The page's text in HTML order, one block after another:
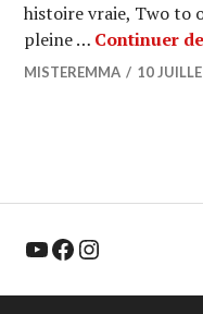
histoire vraie, Two to
pleine … Continuer
MISTEREMMA 10
YouTube Facebook Instagram